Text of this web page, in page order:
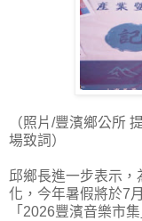
（照片/豐濱鄉公所
場致詞）
邱鄉長進一步表示
化，今年暑假將於7
「2026豐濱音樂市